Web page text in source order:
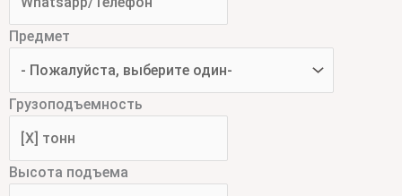
Предмет
Грузоподъемность
Высота подъема